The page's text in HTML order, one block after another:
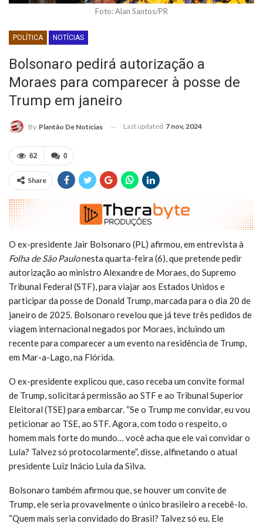
Foto: Alan Santos/PR
POLÍTICA NOTÍCIAS
Bolsonaro pedirá autorização a
Moraes para comparecer à posse de
Trump em janeiro
By Plantão De Notícias Last updated 7 nov, 2024
0
62
Share
O ex-presidente Jair Bolsonaro (PL) afirmou, em entrevista à
Folha de São Paulonesta quarta-feira (6), que pretende pedir
autorização ao ministro Alexandre de Moraes, do Supremo
Tribunal Federal (STF), para viajar aos Estados Unidos e
participar da posse de Donald Trump, marcada para o dia 20 de
janeiro de 2025. Bolsonaro revelou que já teve três pedidos de
viagem internacional negados por Moraes, incluindo um
recente para comparecer a um evento na residência de Trump,
em Mar-a-Lago, na Flórida.
O ex-presidente explicou que, caso receba um convite formal
de Trump, solicitará permissão ao STF e ao Tribunal Superior
Eleitoral (TSE) para embarcar. “Se o Trump me convidar, eu vou
peticionar ao TSE, ao STF. Agora, com todo o respeito, o
homem mais forte do mundo… você acha que ele vai convidar o
Lula? Talvez só protocolarmente”, disse, alfinetando o atual
presidente Luiz Inácio Lula da Silva.
Bolsonaro também afirmou que, se houver um convite de
Trump, ele seria provavelmente o único brasileiro a recebê-lo.
“Quem mais seria convidado do Brasil? Talvez só eu. Ele